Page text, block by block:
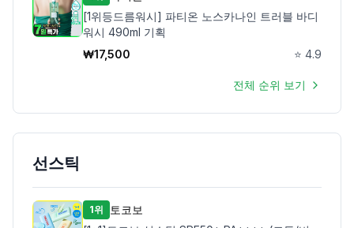
[1위등드름워시] 파티온 노스카나인 트러블 바디
워시 490ml 기획
₩17,500 ⭐ 4.9
전체 순위 보기
선스틱
1위
토코보